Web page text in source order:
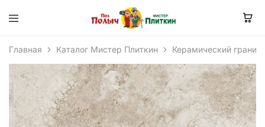
Главная Каталог Мистер Плиткин Керамический гранит